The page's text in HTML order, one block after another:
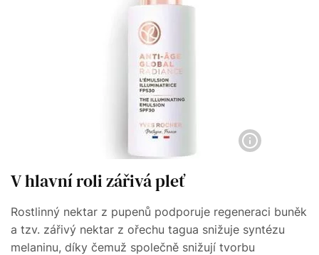
V hlavní roli zářivá pleť
Rostlinný nektar z pupenů podporuje regeneraci buněk
a tzv. zářivý nektar z ořechu tagua snižuje syntézu
melaninu, díky čemuž společně snižují tvorbu